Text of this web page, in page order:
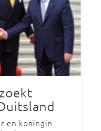
en koningin